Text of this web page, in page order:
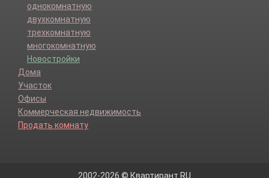
однокомнатную
двухкомнатную
трехкомнатную
многокомнатную
Новостройки
Дома
Участок
Офисы
Коммерческая недвижимость
Продать комнату
2002-2026 © Квартирант.RU